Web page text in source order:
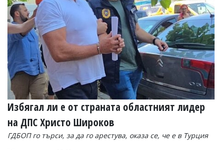
Избягал ли е от страната областният лидер
на ДПС Христо Широков
ГДБОП го търси, за да го арестува, оказа се, че е в Турция